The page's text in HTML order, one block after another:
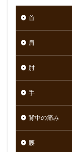
首
肩
肘
手
背中の痛み
腰